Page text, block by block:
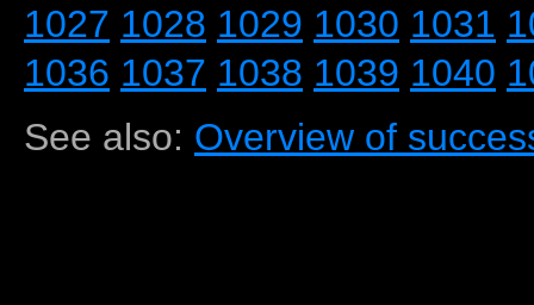
1027 1028 1029 1030 1031
1036 1037 1038 1039 1040
See also: Overview of